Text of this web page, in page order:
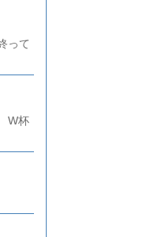
って
W杯